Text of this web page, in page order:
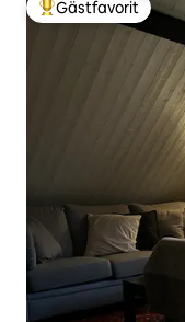
Populär gästfavorit
Gästfavorit